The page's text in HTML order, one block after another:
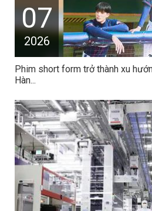
07
2026
Phim short form trở thành xu
Hàn...